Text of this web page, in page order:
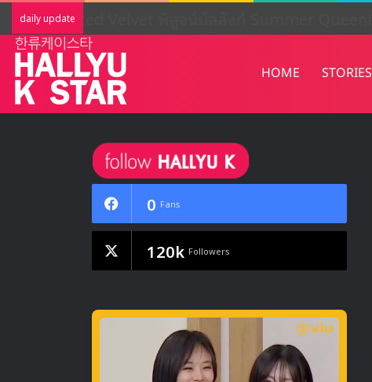
daily update
HOME STORIES
0 Fans
120k Followers